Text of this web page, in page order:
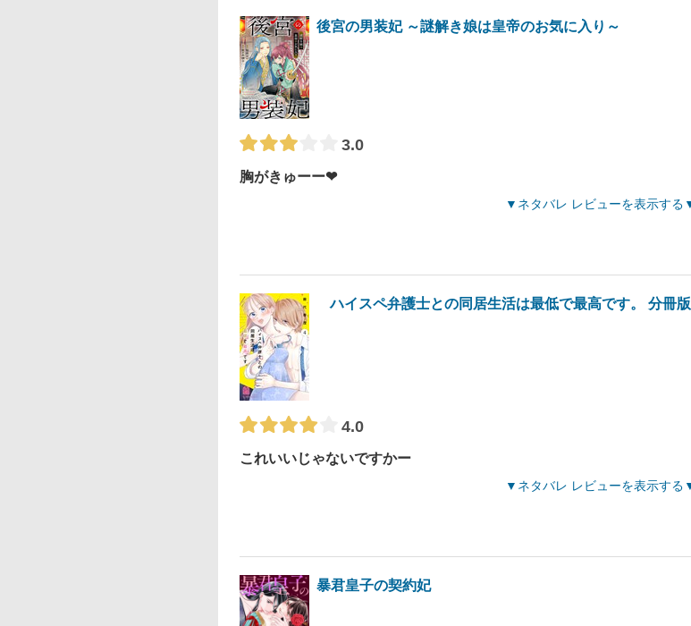
後宮の男装妃 ～謎解き娘は皇帝のお気に入り～
3.0
胸がきゅーー❤
ネタバレ レビューを表示する
ハイスペ弁護士との同居生活は最低で最高です。 分冊版
4.0
これいいじゃないですかー
ネタバレ レビューを表示する
暴君皇子の契約妃